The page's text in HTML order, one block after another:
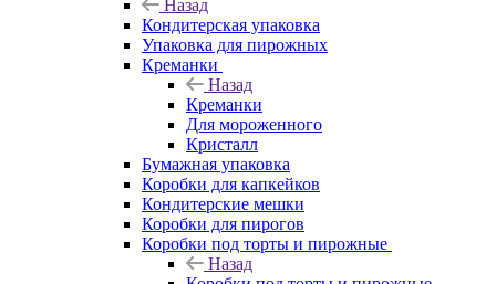
Назад
Кондитерская упаковка
Упаковка для пирожных
Креманки
Назад
Креманки
Для мороженного
Кристалл
Бумажная упаковка
Коробки для капкейков
Кондитерские мешки
Коробки для пирогов
Коробки под торты и пирожные
Назад